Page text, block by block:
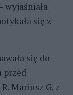
wyjaśniała
się z
się do
przed
Mariusz G. z